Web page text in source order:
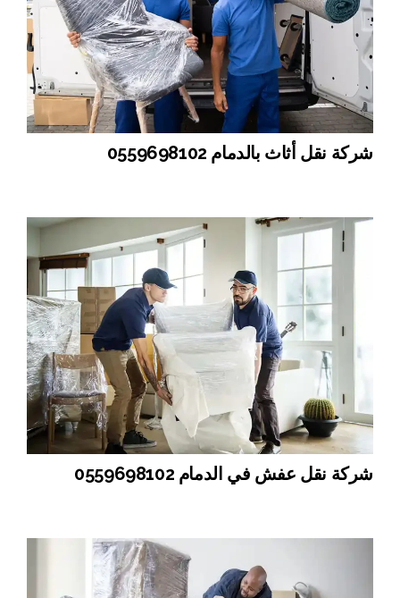
شركة نقل أثاث بالدمام 0559698102
شركة نقل عفش في الدمام 0559698102